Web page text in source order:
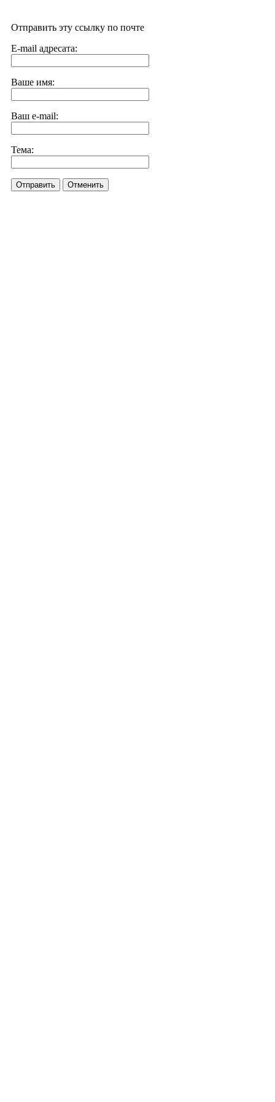
Отправить эту ссылку по почте
E-mail адресата:
Ваше имя:
Ваш e-mail:
Тема:
Отправить Отменить